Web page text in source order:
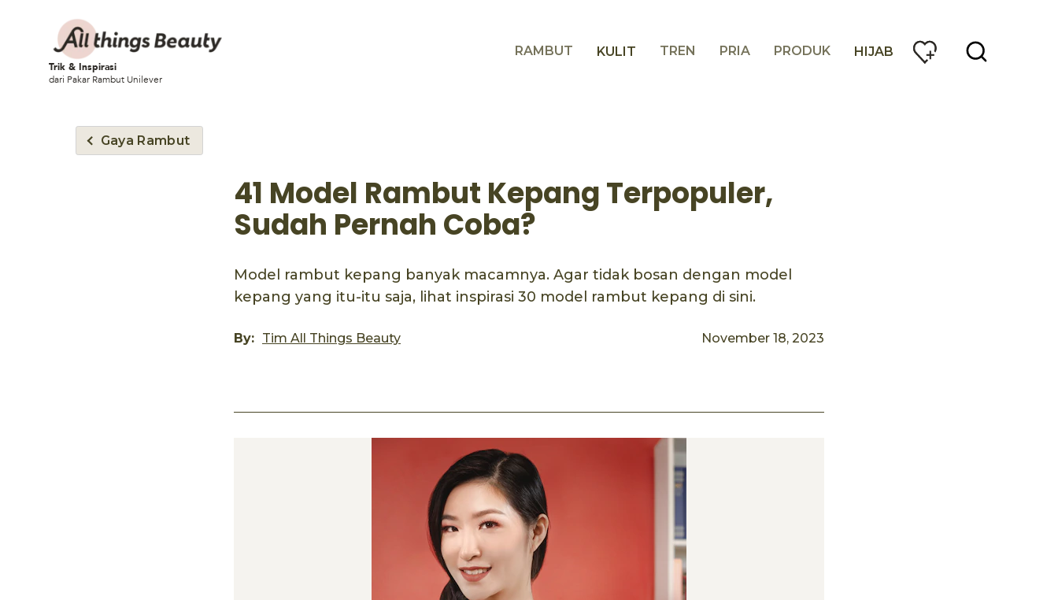
Trik & Inspirasi
dari Pakar Rambut Unilever
RAMBUT KULIT TREN PRIA PRODUK HIJAB
Gaya Rambut
41 Model Rambut Kepang Terpopuler,
Sudah Pernah Coba?
Model rambut kepang banyak macamnya. Agar tidak bosan dengan model
kepang yang itu-itu saja, lihat inspirasi 30 model rambut kepang di sini.
By: Tim All Things Beauty November 18, 2023